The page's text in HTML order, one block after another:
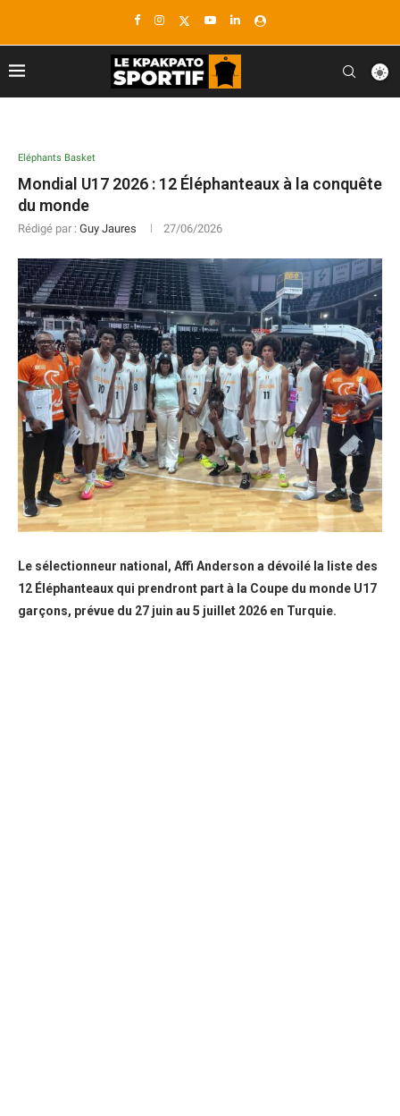
Eléphants Basket
Mondial U17 2026 : 12 Éléphanteaux à la conquête
du monde
Rédigé par : Guy Jaures 27/06/2026
Le sélectionneur national, Affi Anderson a dévoilé la liste des
12 Éléphanteaux qui prendront part à la Coupe du monde U17
garçons, prévue du 27 juin au 5 juillet 2026 en Turquie.